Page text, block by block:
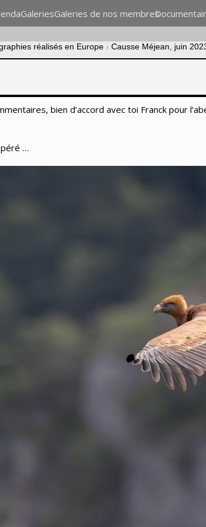
GaleriesGaleries de nos membres
réalisés en Europe › Causse Méjean, juin
bien d’accord avec toi Franck pour
…